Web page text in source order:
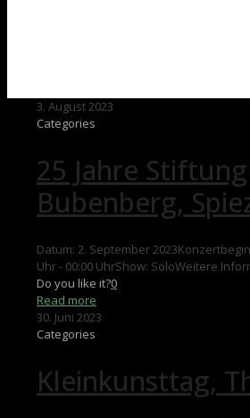
3. August 2023
Categories
25 Jahre Stiftung
Bubenberg,
Datum: 2. September
Uhr - 00:00 UhrShow: SoloWeitere
Do you like it?0
Read more
30. Juni 2023
Categories
Kleinkunsttag,